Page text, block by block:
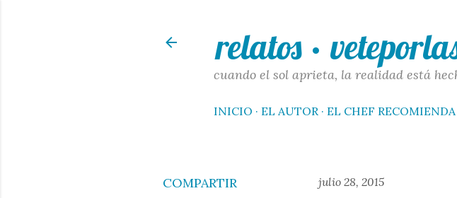
relatos ·
cuando el sol aprieta, la realidad está
INICIO EL AUTOR EL CHEF RECOMIENDA
COMPARTIR julio 28, 2015